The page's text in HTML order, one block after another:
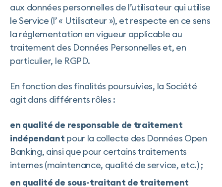
aux données personnelles de l’utilisateur qui utilise
le Service (l’ « Utilisateur »), et respecte en ce sens
la réglementation en vigueur applicable au
traitement des Données Personnelles et, en
particulier, le RGPD.
En fonction des finalités poursuivies, la Société
agit dans différents rôles :
en qualité de responsable de traitement
indépendant pour la collecte des Données Open
Banking, ainsi que pour certains traitements
internes (maintenance, qualité de service, etc.) ;
en qualité de sous-traitant de traitement